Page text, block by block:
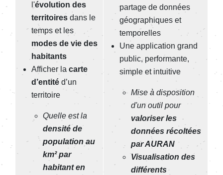
l'évolution des
territoires dans le
temps et les
modes de vie des
habitants
Afficher la carte
d’entité d’un
territoire
Quelle est la
densité de
population au
km² par
habitant en
partage de données
géographiques et
temporelles
Une application grand
public, performante,
simple et intuitive
Mise à disposition
d'un outil pour
valoriser les
données récoltées
par AURAN
Visualisation des
différents